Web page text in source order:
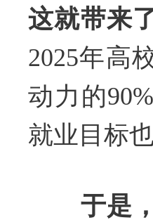
这就带来
2025年高
动力的
就业目标
于是